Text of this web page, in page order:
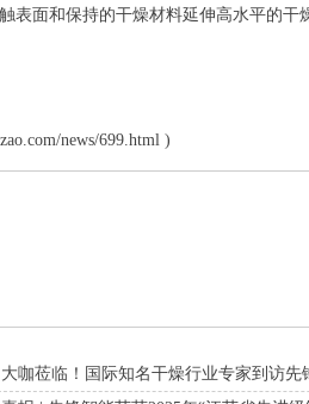
面和保持的干燥材料延伸高水平的干
news/699.html )
咖莅临！国际知名干燥行业专家到访先